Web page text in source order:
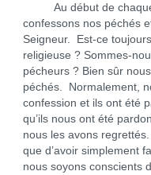
Au début de chaque
confessons nos péchés
Seigneur. Est-ce
religieuse ? Sommes-
pécheurs ? Bien sûr
péchés. Normalement,
confession et ils ont été
qu’ils nous ont été
nous les avons
que d’avoir simplement
nous soyons conscients